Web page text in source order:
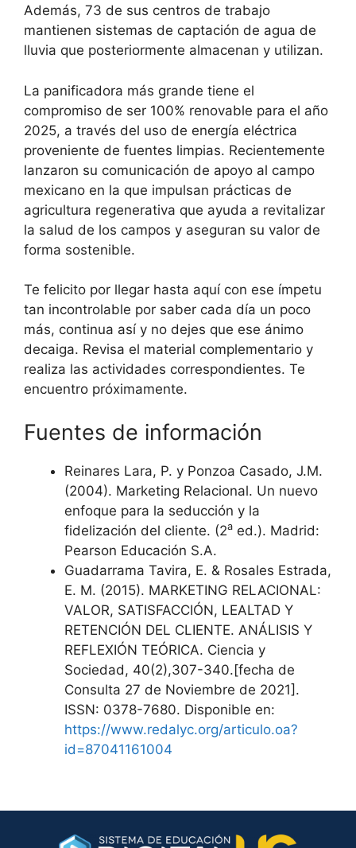
Además, 73 de sus centros de trabajo
mantienen sistemas de captación de agua de
lluvia que posteriormente almacenan y utilizan.
La panificadora más grande tiene el
compromiso de ser 100% renovable para el año
2025, a través del uso de energía eléctrica
proveniente de fuentes limpias. Recientemente
lanzaron su comunicación de apoyo al campo
mexicano en la que impulsan prácticas de
agricultura regenerativa que ayuda a revitalizar
la salud de los campos y aseguran su valor de
forma sostenible.
Te felicito por llegar hasta aquí con ese ímpetu
tan incontrolable por saber cada día un poco
más, continua así y no dejes que ese ánimo
decaiga. Revisa el material complementario y
realiza las actividades correspondientes. Te
encuentro próximamente.
Fuentes de información
Reinares Lara, P. y Ponzoa Casado, J.M.
(2004). Marketing Relacional. Un nuevo
enfoque para la seducción y la
fidelización del cliente. (2a ed.). Madrid:
Pearson Educación S.A.
Guadarrama Tavira, E. & Rosales Estrada,
E. M. (2015). MARKETING RELACIONAL:
VALOR, SATISFACCIÓN, LEALTAD Y
RETENCIÓN DEL CLIENTE. ANÁLISIS Y
REFLEXIÓN TEÓRICA. Ciencia y
Sociedad, 40(2),307-340.[fecha de
Consulta 27 de Noviembre de 2021].
ISSN: 0378-7680. Disponible en:
https://www.redalyc.org/articulo.oa?
id=87041161004